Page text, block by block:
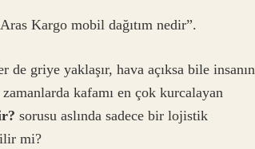
Kargo mobil dağıtım nedir”.
de griye yaklaşır, hava açıksa bile insanın
kafamı en çok kurcalayan
sorusu aslında sadece bir lojistik
mi?